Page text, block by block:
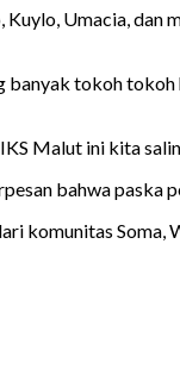
Kuylo, Umacia,
banyak tokoh
Malut ini kita
bahwa
komunitas